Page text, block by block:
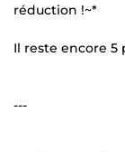
réduction !~*
Il reste encore 5
---